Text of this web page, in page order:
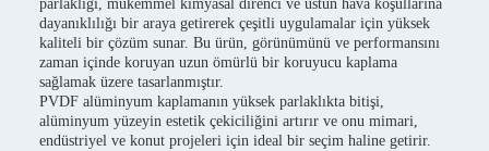
parlaklığı, mükemmel kimyasal direnci ve üstün hava koşullarına
dayanıklılığı bir araya getirerek çeşitli uygulamalar için yüksek
kaliteli bir çözüm sunar. Bu ürün, görünümünü ve performansını
zaman içinde koruyan uzun ömürlü bir koruyucu kaplama
sağlamak üzere tasarlanmıştır.
PVDF alüminyum kaplamanın yüksek parlaklıkta bitişi,
alüminyum yüzeyin estetik çekiciliğini artırır ve onu mimari,
endüstriyel ve konut projeleri için ideal bir seçim haline getirir.